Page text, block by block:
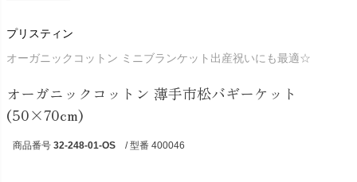
プリスティン
オーガニックコットン ミニブランケット出産祝いにも最適☆
オーガニックコットン 薄手市松バギーケット
(50×70cm)
商品番号 32-248-01-OS / 型番 400046